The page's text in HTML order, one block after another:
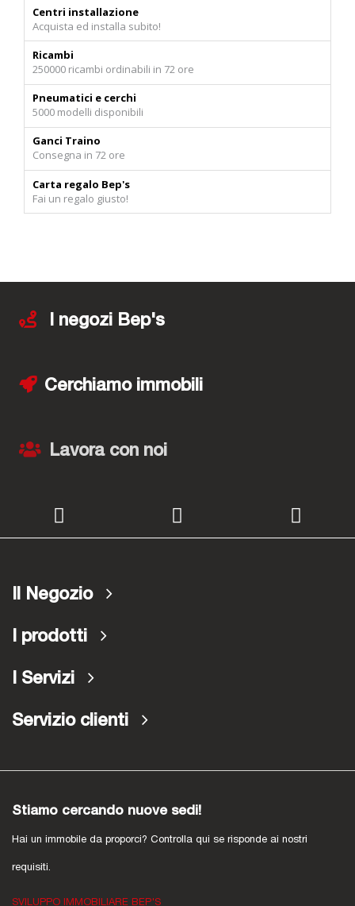
Centri installazione
Acquista ed installa subito!
Ricambi
250000 ricambi ordinabili in 72 ore
Pneumatici e cerchi
5000 modelli disponibili
Ganci Traino
Consegna in 72 ore
Carta regalo Bep's
Fai un regalo giusto!
I negozi Bep's
Cerchiamo immobili
Lavora con noi
Il Negozio
I prodotti
I Servizi
Servizio clienti
Stiamo cercando nuove sedi!
Hai un immobile da proporci? Controlla qui se risponde ai nostri
requisiti.
SVILUPPO IMMOBILIARE BEP'S